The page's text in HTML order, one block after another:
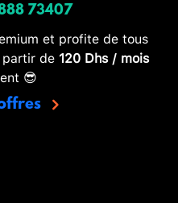
73407
et profite de tous
de 120 Dhs / mois
😎